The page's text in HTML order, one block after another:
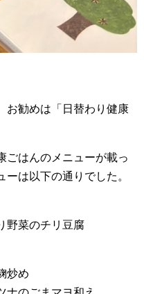
お勧めは「日替わり健康
ごはんのメニューが載っ
は以下の通りでした。
野菜のチリ豆腐
炒め